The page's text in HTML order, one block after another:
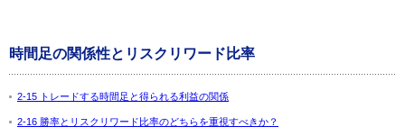
時間足の関係性とリスクリワード比率
2-15 トレードする時間足と得られる利益の関係
2-16 勝率とリスクリワード比率のどちらを重視すべきか？